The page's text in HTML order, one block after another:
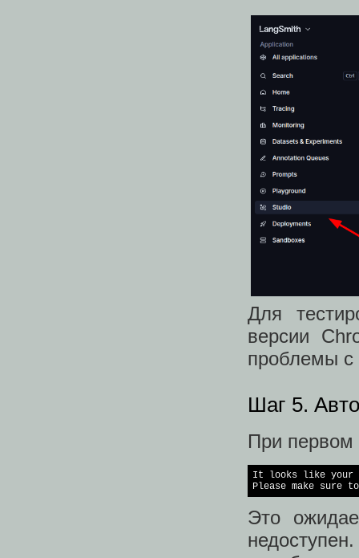
Для
версии
проблемы
Шаг 5.
При первом
It looks like your
Please make sure
Это